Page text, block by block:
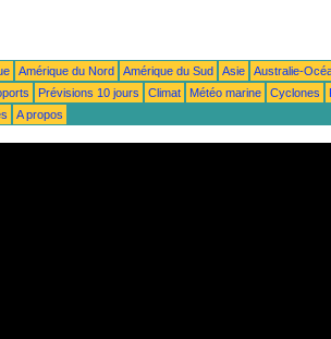
Amérique du Nord Amérique du Sud Asie
Australie-
Prévisions 10 jours Climat Météo marine Cyclones
A propos